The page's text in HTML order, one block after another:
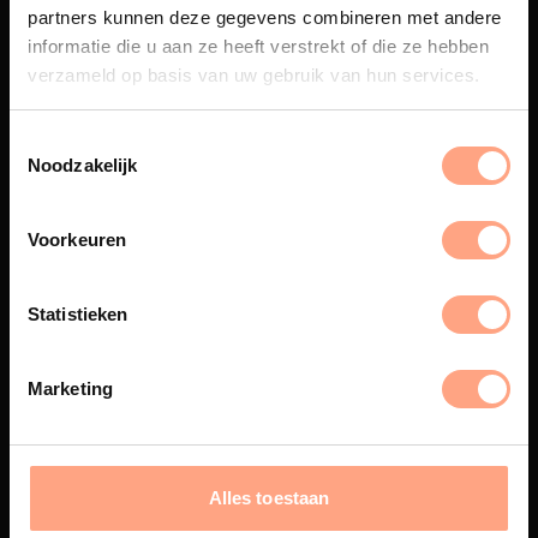
partners kunnen deze gegevens combineren met andere
informatie die u aan ze heeft verstrekt of die ze hebben
verzameld op basis van uw gebruik van hun services.
Noodzakelijk
Voorkeuren
Statistieken
Marketing
Alles toestaan
beleving, waar Nederlands
vakmanschap en design
samenkomen.
Spuiterij